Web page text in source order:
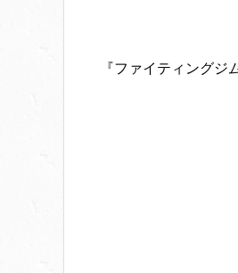
『ファイティングジ